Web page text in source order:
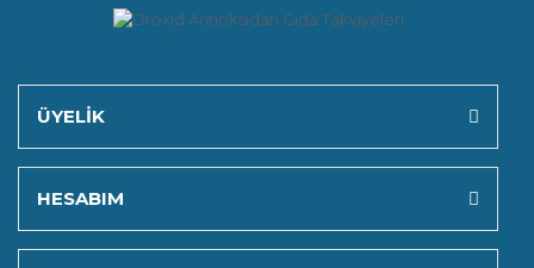
ÜYELİK
HESABIM